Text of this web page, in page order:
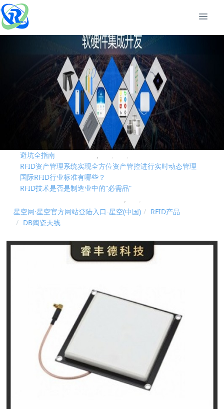
RFID技术是否是制造业中的“必需品”
RFID固定资产管理技术在高校的应用解析
基于RFID叉车仓储物流管理应用及优势
2026?州RFID?持终端/?业PDA?家深度测评与 采购推荐｜企业选型
避坑全指南
RFID资产管理系统实现全方位资产管控进行实时动态管理
国际RFID行业标准有哪些？
RFID技术是否是制造业中的“必需品”
RFID固定资产管理技术在高校的应用解析
基于RFID叉车仓储物流管理应用及优势
2026?州RFID?持终端/?业PDA?家深度测评与 采购推荐｜企业选型
RFID资产管理系统实现全方位资产管控进行实时动态管理
国际RFID行业标准有哪些？
星空网·星空官方网站登陆入口-星空(中国)
RFID产品
DB陶瓷天线